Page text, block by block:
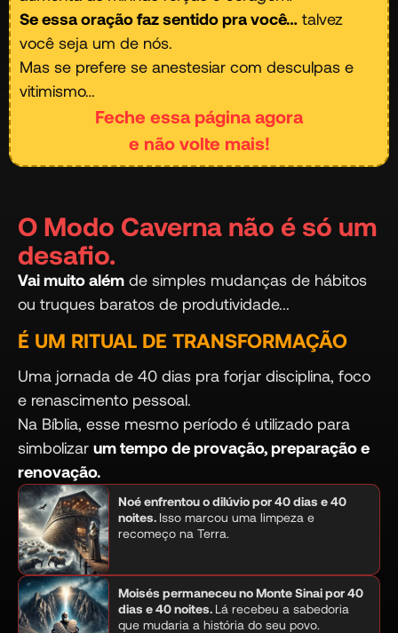
Se essa oração faz sentido pra você… talvez
você seja um de nós.
Mas se prefere se anestesiar com desculpas e
vitimismo…
Feche essa página agora
e não volte mais!
O Modo Caverna não é só um
desafio.
Vai muito além de simples mudanças de hábitos
ou truques baratos de produtividade...
É UM RITUAL DE TRANSFORMAÇÃO
Uma jornada de 40 dias pra forjar disciplina, foco
e renascimento pessoal.
Na Bíblia, esse mesmo período é utilizado para
simbolizar um tempo de provação, preparação e
renovação.
Noé enfrentou o dilúvio por 40 dias e 40
noites. Isso marcou uma limpeza e
recomeço na Terra.
Moisés permaneceu no Monte Sinai por 40
dias e 40 noites. Lá recebeu a sabedoria
que mudaria a história do seu povo.